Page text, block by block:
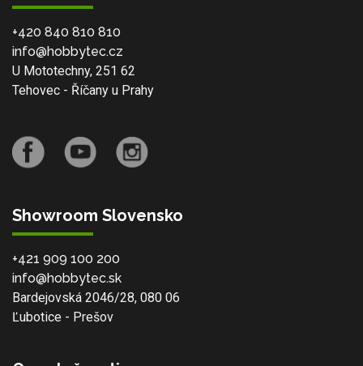
+420 840 810 810
info@hobbytec.cz
U Mototechny, 251 62
Tehovec - Říčany u Prahy
Showroom Slovensko
+421 909 100 200
info@hobbytec.sk
Bardejovská 2046/28, 080 06
Ľubotice - Prešov